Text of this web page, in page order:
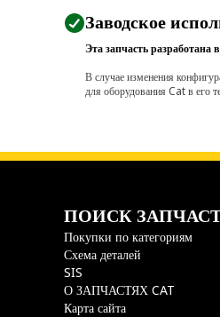
Заводское
Эта запчасть разработана
В случае изменения
для оборудования Cat в его
ПОИСК
Покупки по категориям
Схема деталей
SIS
О ЗАПЧАСТЯХ CAT
Карта сайта